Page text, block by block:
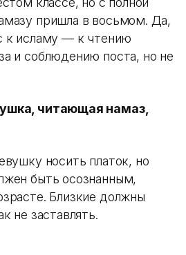
пришла в восьмом. Да,
к исламу — к чтению
и соблюдению поста, но не
читающая намаз,
носить платок, но
быть осознанным,
Близкие должны
не заставлять.